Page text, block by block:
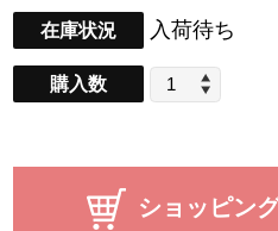
在庫状況 入荷待ち
購入数
ショッピン